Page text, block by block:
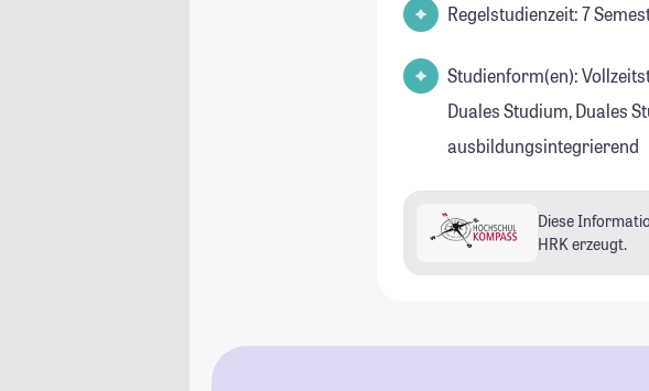
Regelstudienzeit: 7
Studienform(en):
Duales Studium, Duales
ausbildungsintegrierend
Diese
HRK erzeugt.